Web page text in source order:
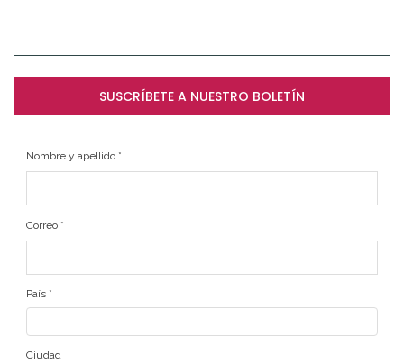
SUSCRÍBETE A NUESTRO BOLETÍN
Nombre y apellido *
Correo *
País *
Ciudad